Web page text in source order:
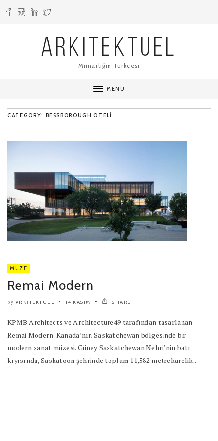
ARKITEKTUEL
Mimarlığın Türkçesi
MENU
CATEGORY: BESSBOROUGH OTELI
MÜZE
Remai Modern
by ARKITEKTUEL 14 KASIM SHARE
KPMB Architects ve Architecture49 tarafından tasarlanan
Remai Modern, Kanada’nın Saskatchewan bölgesinde bir
modern sanat müzesi. Güney Saskatchewan Nehri’nin batı
kıyısında, Saskatoon şehrinde toplam 11,582 metrekarelik..